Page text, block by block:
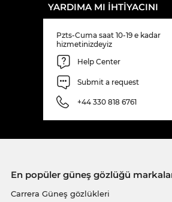
YARDIMA MI IHTIYACINI
Pzts-Cuma saat 10-19 e kadar
hizmetinizdeyiz
Help Center
Submit a request
+44 330 818 6761
En popüler güneş gözlüğü
Carrera Güneş gözlükleri